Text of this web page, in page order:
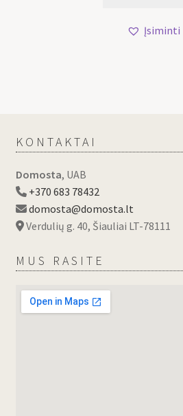
Įsiminti
KONTAKTAI
Domosta, UAB
+370 683 78432
domosta@domosta.lt
Verdulių g. 40, Šiauliai LT-78111
MUS RASITE